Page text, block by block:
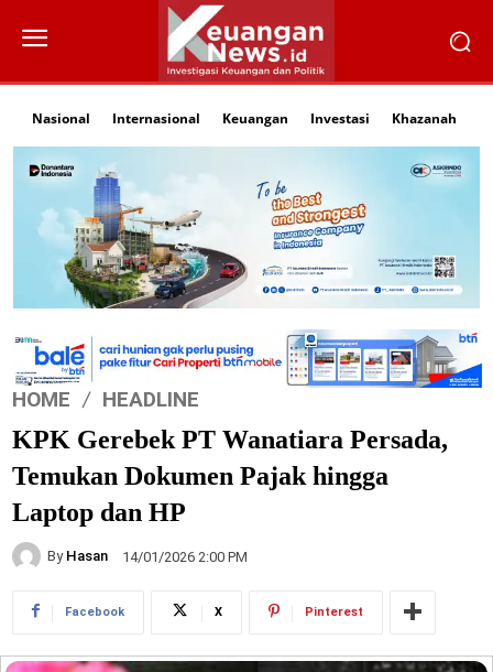
Nasional Internasional Keuangan Investasi Khazanah
HOME HEADLINE
KPK Gerebek PT Wanatiara Persada,
Temukan Dokumen Pajak hingga
Laptop dan HP
By Hasan 14/01/2026 2:00 PM
Facebook X Pinterest